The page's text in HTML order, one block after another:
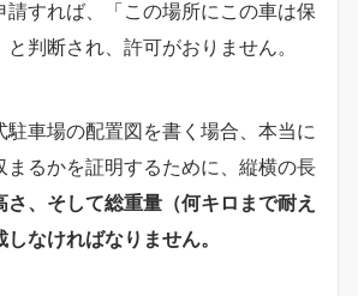
請すれば、「この場所にこの車は保
判断され、許可がおりません。
駐車場の配置図を書く場合、本当に
まるかを証明するために、縦横の長
さ、そして総重量（何キロまで耐え
なければなりません。